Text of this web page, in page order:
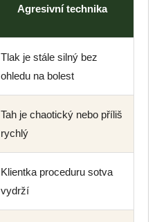
Agresivní technika
Tlak je stále silný bez
ohledu na bolest
Tah je chaotický nebo příliš
rychlý
Klientka proceduru sotva
vydrží